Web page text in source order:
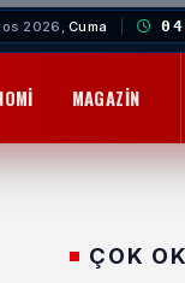
2026,Cuma 04
MAGAZIN
ÇOK